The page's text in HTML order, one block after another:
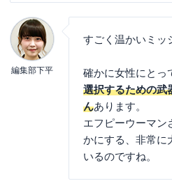
編集部下平
すごく温かいミッ
確かに女性にとっ
選択するための武
んあります。
エフピーウーマン
かにする、非常に
いるのですね。